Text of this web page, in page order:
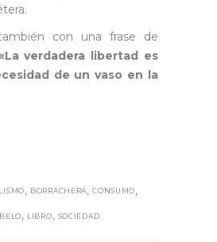
con una frase de
verdadera libertad es
de un vaso en la
, BORRACHERA,CONSUMO,
, LIBRO, SOCIEDAD